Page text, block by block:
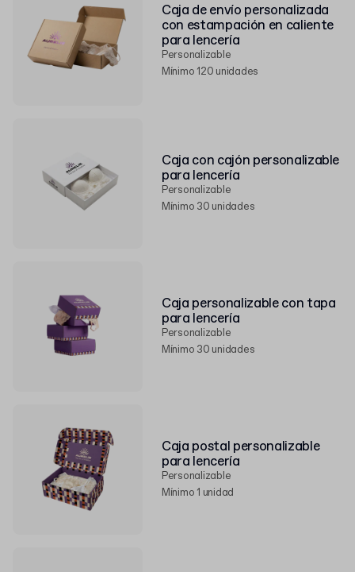
Caja de envío personalizada
con estampación en caliente
para lencería
Personalizable
Mínimo 120 unidades
Caja con cajón personalizable
para lencería
Personalizable
Mínimo 30 unidades
Caja personalizable con tapa
para lencería
Personalizable
Mínimo 30 unidades
Caja postal personalizable
para lencería
Personalizable
Mínimo 1 unidad